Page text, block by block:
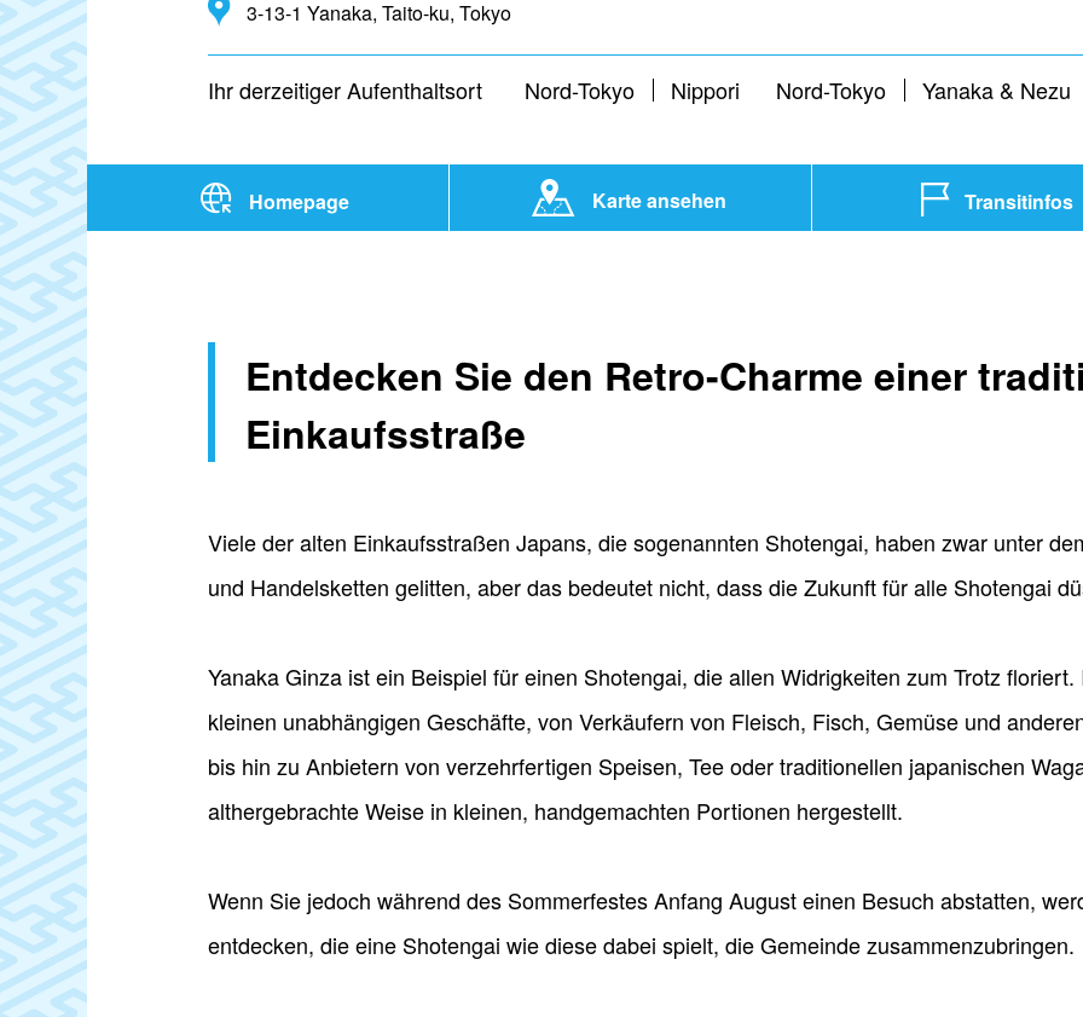
3-13-1 Yanaka, Taito-ku, Tokyo
Ihr derzeitiger Aufenthaltsort Nord-Tokyo Nippori Nord-Tokyo Yanaka & Nezu
Homepage Karte ansehen Transitinfos
Entdecken Sie den Retro-Charme einer
Einkaufsstraße
Viele der alten Einkaufsstraßen Japans, die sogenannten Shotengai, haben zwar unter
und Handelsketten gelitten, aber das bedeutet nicht, dass die Zukunft für alle Shotengai
Yanaka Ginza ist ein Beispiel für einen Shotengai, die allen Widrigkeiten zum Trotz
kleinen unabhängigen Geschäfte, von Verkäufern von Fleisch, Fisch, Gemüse und
bis hin zu Anbietern von verzehrfertigen Speisen, Tee oder traditionellen japanischen
althergebrachte Weise in kleinen, handgemachten Portionen hergestellt.
Wenn Sie jedoch während des Sommerfestes Anfang August einen Besuch abstatten,
entdecken, die eine Shotengai wie diese dabei spielt, die Gemeinde zusammenzubringen.